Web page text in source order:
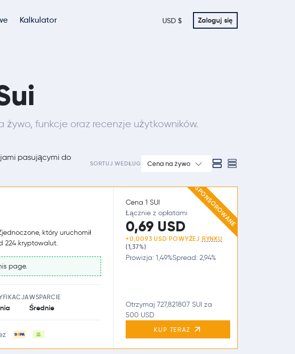
Kalkulator USD $ Zaloguj się
funkcje oraz recenzje użytkowników.
pasującymi do
SORTUJ WEDŁUG Cena na żywo
SPONSOROWANE
który uruchomił
224 kryptowalut.
page.
WSPARCIE
Średnie
Cena 1 SUI
Łącznie z opłatami
0,69 USD
+0,0093 USD POWYŻEJ RYNKU
(1,37%)
Prowizja: 1,49%Spread: 2,94%
Otrzymaj 727,821807 SUI za
500 USD
KUP TERAZ